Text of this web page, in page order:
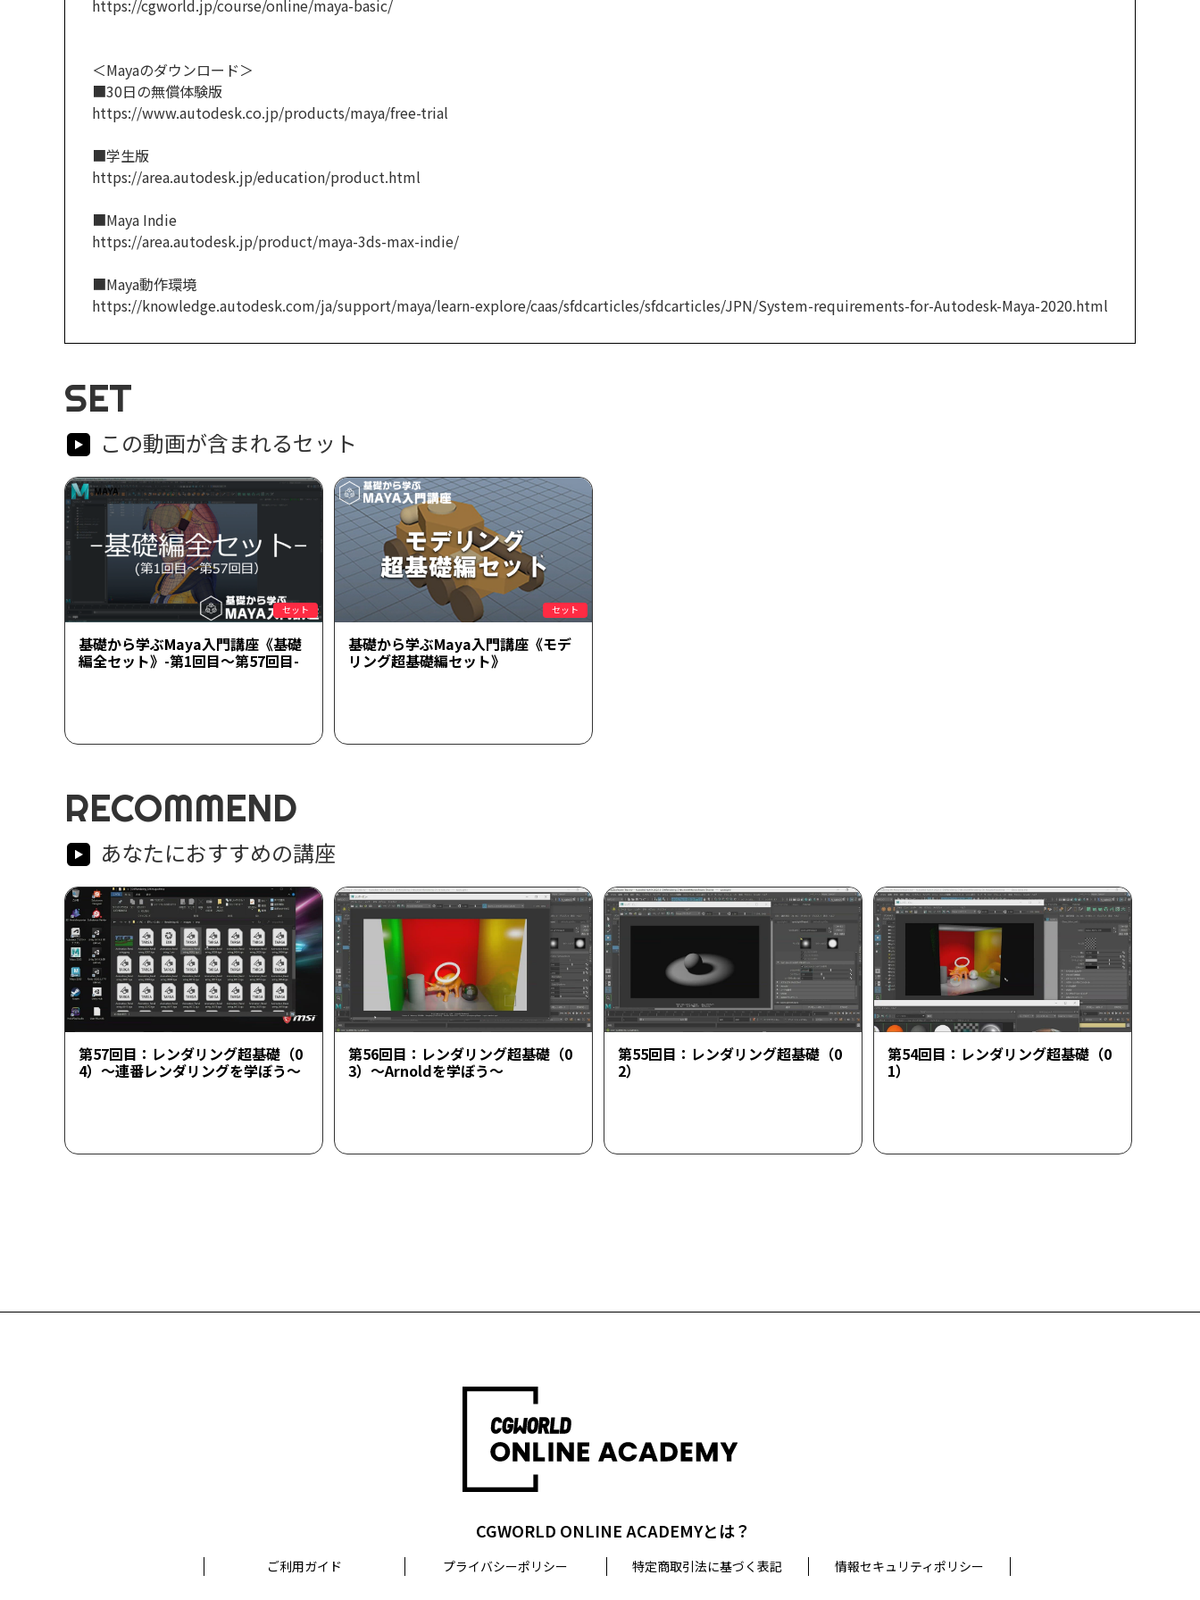
https://cgworld.jp/course/online/maya-basic/
＜Mayaのダウンロード＞
■30日の無償体験版
https://www.autodesk.co.jp/products/maya/free-trial
■学生版
https://area.autodesk.jp/education/product.html
■Maya Indie
https://area.autodesk.jp/product/maya-3ds-max-indie/
■Maya動作環境
https://knowledge.autodesk.com/ja/support/maya/learn-explore/caas/sfdcarticles/sfdcarticles/JPN/System-requirements-for-Autodesk-Maya-2020.html
SET
この動画が含まれるセット
セット
基礎から学ぶMaya入門講座《基礎
編全セット》-第1回目～第57回目-
セット
基礎から学ぶMaya入門講座《モデ
リング超基礎編セット》
RECOMMEND
あなたにおすすめの講座
第57回目：レンダリング超基礎（0
4）～連番レンダリングを学ぼう～
第56回目：レンダリング超基礎（0
3）～Arnoldを学ぼう～
第55回目：レンダリング超基礎（0
2）
第54回目：レンダリング超基礎（0
1）
CGWORLD ONLINE ACADEMYとは？
ご利用ガイド プライバシーポリシー 特定商取引法に基づく表記 情報セキュリティポリシー